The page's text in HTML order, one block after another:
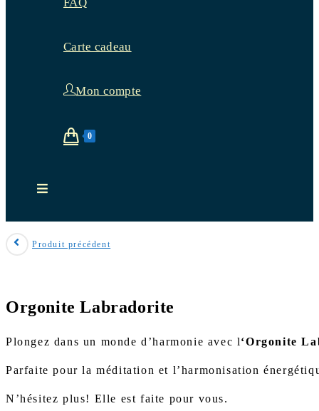
Carte cadeau
Mon compte
0
Produit précédent
Orgonite Labradorite
Plongez dans un monde d’harmonie avec l‘Orgonite
Parfaite pour la méditation et l’harmonisation
N’hésitez plus! Elle est faite pour vous.